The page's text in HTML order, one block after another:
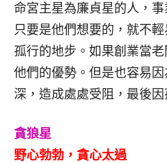
命宮主星為廉貞星的人，事
只要是他們想要的，就不
孤行的地步。如果創業當
他們的優勢。但是也容易
深，造成處處受阻，最後因
貪狼星
野心勃勃，貪心太過